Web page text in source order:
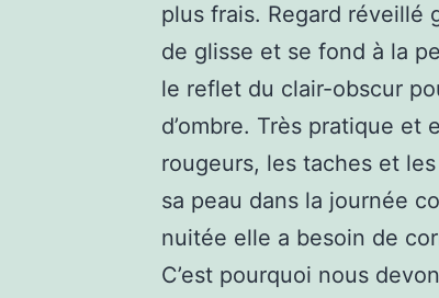
plus frais. Regard réveillé
de glisse et se fond à la
le reflet du clair-obscur
d’ombre. Très pratique
rougeurs, les taches et
sa peau dans la journée
nuitée elle a besoin de
C’est pourquoi nous